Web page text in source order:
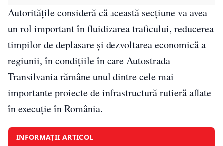
Autoritățile consideră că această secțiune va avea
un rol important în fluidizarea traficului, reducerea
timpilor de deplasare și dezvoltarea economică a
regiunii, în condițiile în care Autostrada
Transilvania rămâne unul dintre cele mai
importante proiecte de infrastructură rutieră aflate
în execuție în România.
INFORMAȚII ARTICOL